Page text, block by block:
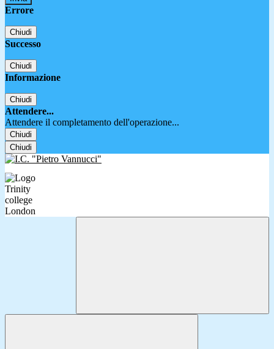
Errore
Chiudi
Successo
Chiudi
Informazione
Chiudi
Attendere...
Attendere il completamento dell'operazione...
Chiudi
Chiudi